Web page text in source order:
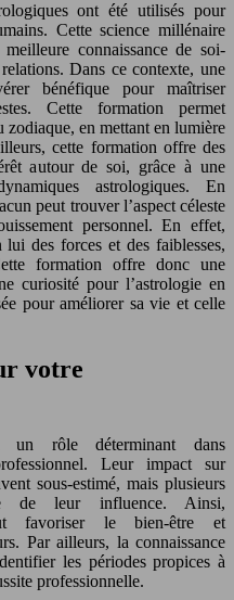
ont été utilisés pour
Cette science millénaire
connaissance de soi-
Dans ce contexte, une
bénéfique pour maîtriser
Cette formation permet
zodiaque, en mettant en lumière
cette formation offre des
autour de soi, grâce à une
astrologiques. En
peut trouver l’aspect céleste
personnel. En effet,
des forces et des faiblesses,
formation offre donc une
curiosité pour l’astrologie en
pour améliorer sa vie et celle
votre
un rôle déterminant dans
Leur impact sur
sous-estimé, mais plusieurs
de leur influence. Ainsi,
favoriser le bien-être et
Par ailleurs, la connaissance
les périodes propices à
professionnelle.